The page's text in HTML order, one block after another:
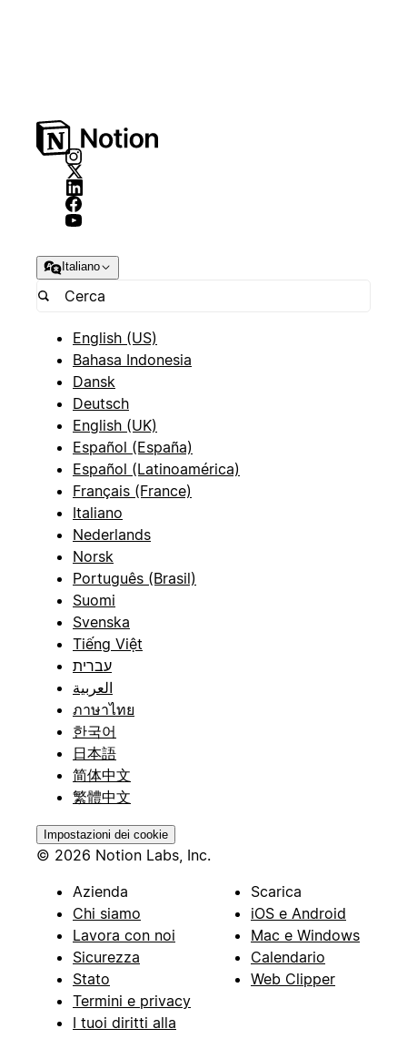
Italiano
English (US)
Bahasa Indonesia
Dansk
Deutsch
English (UK)
Español (España)
Español (Latinoamérica)
Français (France)
Italiano
Nederlands
Norsk
Português (Brasil)
Suomi
Svenska
Tiếng Việt
עברית
العربية
ภาษาไทย
한국어
日本語
简体中文
繁體中文
Impostazioni dei cookie
© 2026 Notion Labs, Inc.
Azienda
Chi siamo
Lavora con noi
Sicurezza
Stato
Termini e privacy
I tuoi diritti alla
Scarica
iOS e Android
Mac e Windows
Calendario
Web Clipper